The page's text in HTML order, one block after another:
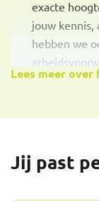
exacte
jouw kennis,
hebben we
Een
Enthousiast
Lees meer over
Jij past